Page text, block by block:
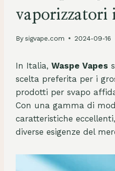
vaporizzatori
Bysigvape.com 2024-09-16
In Italia, Waspe Vapes
scelta preferita per i
prodotti per svapo
Con una gamma di
caratteristiche
diverse esigenze del